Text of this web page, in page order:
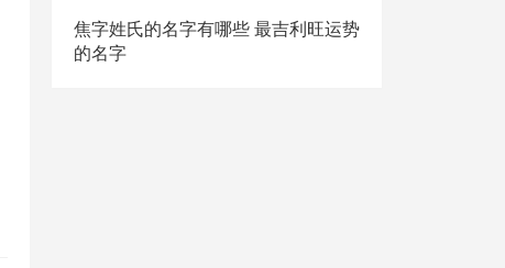
焦字姓氏的名字有哪些 最吉利旺运势
的名字